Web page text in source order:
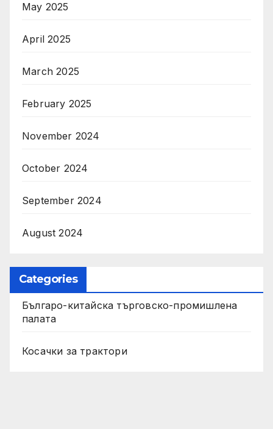
May 2025
April 2025
March 2025
February 2025
November 2024
October 2024
September 2024
August 2024
Categories
Българо-китайска търговско-промишлена
палата
Косачки за трактори